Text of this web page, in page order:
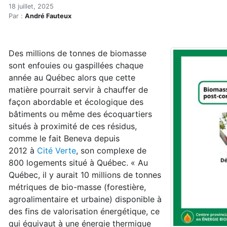
Accueil
Articles
Boom à venir dans le
18 juillet, 2025
Par : André Fauteux
Des millions de tonnes de biomasse
sont enfouies ou gaspillées chaque
année au Québec alors que cette
matière pourrait servir à chauffer de
façon abordable et écologique des
bâtiments ou même des écoquartiers
situés à proximité de ces résidus,
comme le fait Beneva depuis
2012 à Cité Verte, son complexe de
800 logements situé à Québec. « Au
Québec, il y aurait 10 millions de tonnes
métriques de bio-masse (forestière,
agroalimentaire et urbaine) disponible à
des fins de valorisation énergétique, ce
qui équivaut à une énergie thermique